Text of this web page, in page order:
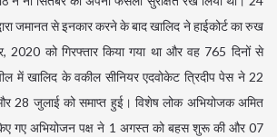
जमानत से इनकार करने के बाद खालिद ने हाईकोर्ट का रुख
2020 को गिरफ्तार किया गया था और वह 765 दिनों से
में खालिद के वकील सीनियर एदवोकेट त्रिदीप पेस ने 22
28 जुलाई को समाप्त हुई। विशेष लोक अभियोजक अमित
किए गए अभियोजन पक्ष ने 1 अगस्त को बहस शुरू की और 07